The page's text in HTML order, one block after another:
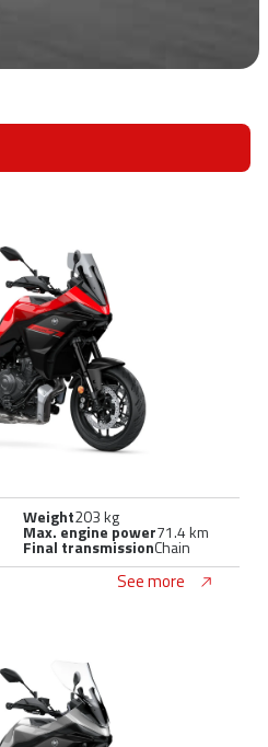
Weight203 kg
Max. engine power71.4 km
Final transmissionChain
See more